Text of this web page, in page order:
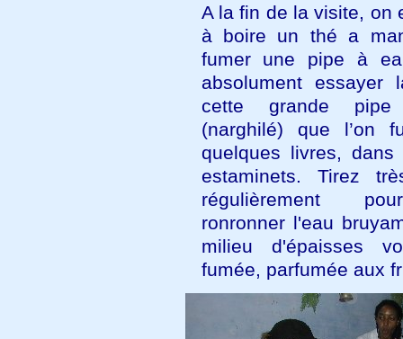
A la fin de la visite, on
à boire un thé a
fumer une pipe à
absolument essayer
cette grande
(narghilé) que l’on
quelques livres, dans
estaminets. Tirez
régulièrement
ronronner l'eau
milieu d'épaisses
fumée, parfumée aux